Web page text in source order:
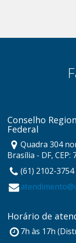
Conselho
Federal
Quadra 304
Brasília - DF, CEP:
(61) 2102-
Horário de
7h às 17h